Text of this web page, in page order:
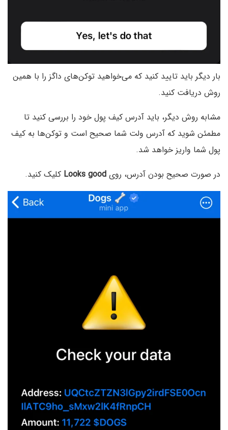
بار دیگر باید تایید کنید که می‌خواهید توکن‌های داگز را با همین
روش دریافت کنید.
مشابه روش دیگر، باید آدرس کیف پول خود را بررسی کنید تا
مطمئن شوید که آدرس ولت شما صحیح است و توکن‌ها به کیف
پول شما واریز خواهد شد.
در صورت صحیح بودن آدرس، روی Looks good کلیک کنید.